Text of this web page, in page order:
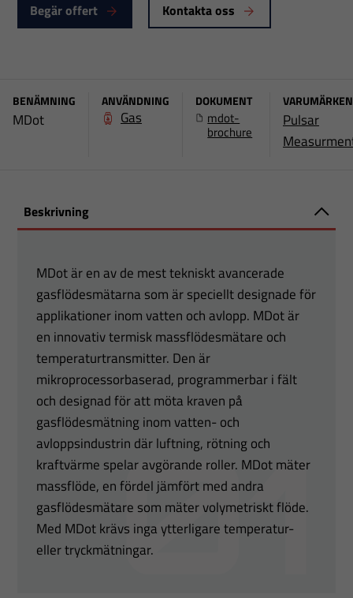
Begär offert Kontakta oss
BENÄMNING
MDot
ANVÄNDNING
Gas
DOKUMENT
mdot-
brochure
VARUMÄRKEN
Pulsar
Beskrivning
MDot är en av de mest tekniskt avancerade
gasflödesmätarna som är speciellt designade för
applikationer inom vatten och avlopp. MDot är
en innovativ termisk massflödesmätare och
temperaturtransmitter. Den är
mikroprocessorbaserad, programmerbar i fält
och designad för att möta kraven på
gasflödesmätning inom vatten- och
avloppsindustrin där luftning, rötning och
kraftvärme spelar avgörande roller. MDot mäter
massflöde, en fördel jämfört med andra
gasflödesmätare som mäter volymetriskt flöde.
Med MDot krävs inga ytterligare temperatur-
eller tryckmätningar.